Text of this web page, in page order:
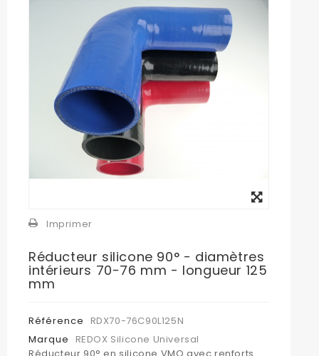
Imprimer
Réducteur silicone 90° - diamètres
intérieurs 70-76 mm - longueur 125
mm
Référence
RDX70-76C90L125N
Marque
REDOX Silicone Universal